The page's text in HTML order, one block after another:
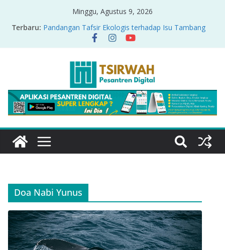
Minggu, Agustus 9, 2026
Terbaru: Pandangan Tafsir Ekologis terhadap Isu Tambang
Nikel di Raja Ampat
PRODUK RELASI KUASA-IDIOLOGI PADA TAFSIR
Sirah Nabawiyah
Oversharing dan Privasi dalam Al-Qur’an: “Ketika
Ayat Bicara Soal Curhat di Sosmed”
Menyikapi Fatherless, Kisah Lukman Menjadi
Cerminan
Doa Nabi Yunus